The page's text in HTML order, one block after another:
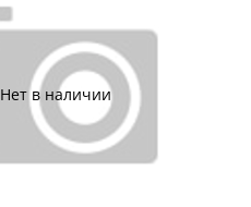
Нет в наличии